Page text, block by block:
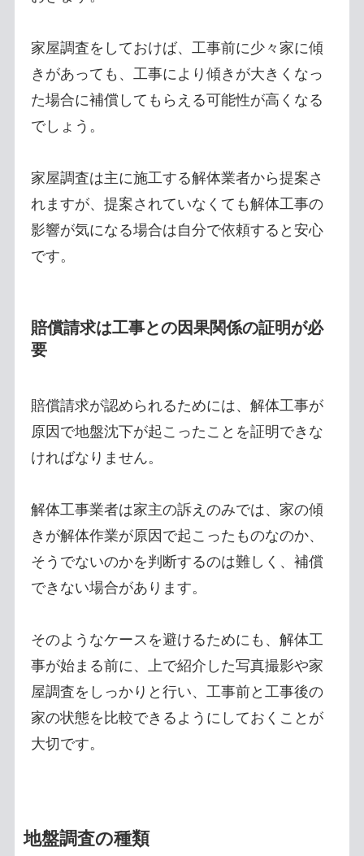
家屋調査をしておけば、工事前に少々家に傾
きがあっても、工事により傾きが大きくなっ
た場合に補償してもらえる可能性が高くなる
でしょう。
家屋調査は主に施工する解体業者から提案さ
れますが、提案されていなくても解体工事の
影響が気になる場合は自分で依頼すると安心
です。
賠償請求は工事との因果関係の証明が必
要
賠償請求が認められるためには、解体工事が
原因で地盤沈下が起こったことを証明できな
ければなりません。
解体工事業者は家主の訴えのみでは、家の傾
きが解体作業が原因で起こったものなのか、
そうでないのかを判断するのは難しく、補償
できない場合があります。
そのようなケースを避けるためにも、解体工
事が始まる前に、上で紹介した写真撮影や家
屋調査をしっかりと行い、工事前と工事後の
家の状態を比較できるようにしておくことが
大切です。
地盤調査の種類